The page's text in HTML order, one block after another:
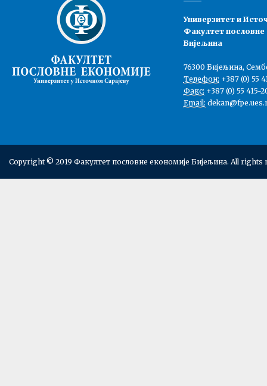
Универзитет и
Факултет пословне
Бијељина
76300 Бијељина,
Телефон: +387 (0) 55
Факс: +387 (0) 55 415-
Email:
Copyright © 2019 Факултет пословне економије Бијељина. All rights